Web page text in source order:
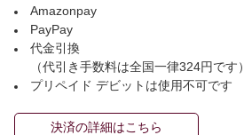
Amazonpay
PayPay
代金引換
（代引き手数料は全国一律324円です）
プリペイド デビットは使用不可です
決済の詳細はこちら